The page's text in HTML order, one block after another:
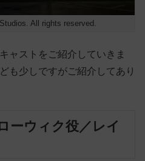
All rights reserved.
ャストをご紹介していきま
も少しですがご紹介してあり
ーウィク役／レイ